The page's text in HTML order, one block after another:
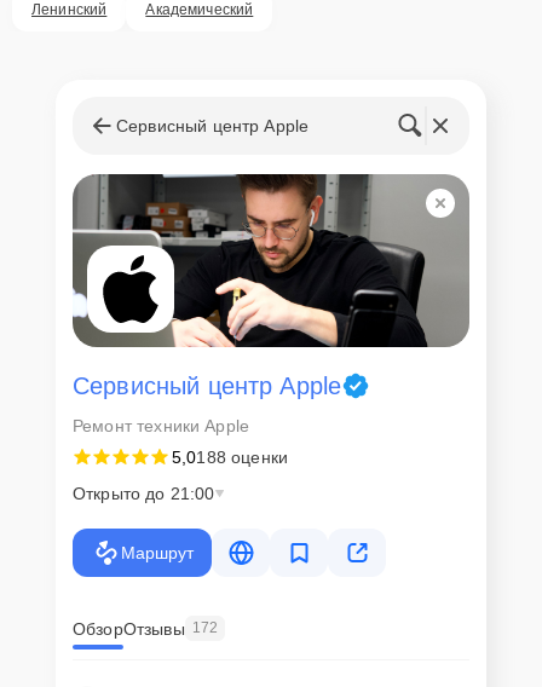
Ленинский Академический
Сервисный центр Apple
Сервисный центр Apple
Ремонт техники Apple
5,0188 оценки
Открыто до 21:00
Маршрут
ОбзорОтзывы 172